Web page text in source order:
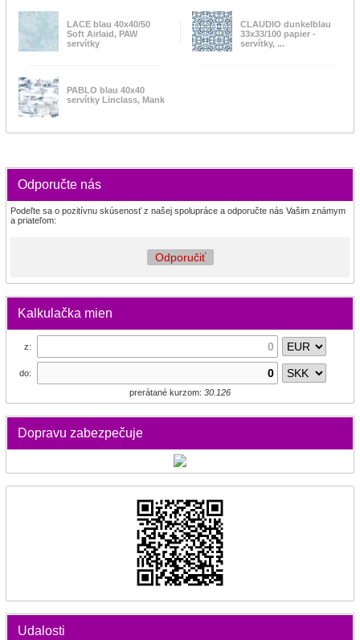
LACE blau 40x40/50
Soft Airlaid, PAW
servítky
CLAUDIO dunkelblau
33x33/100 papier -
servítky, ...
PABLO blau 40x40
servítky Linclass, Mank
Odporučte nás
Podeľte sa o pozitívnu skúsenosť z našej spolupráce a odporučte nás Vašim známym
a priateľom:
Odporučiť
Kalkulačka mien
z:
do:
prerátané kurzom: 30.126
Dopravu zabezpečuje
Udalosti